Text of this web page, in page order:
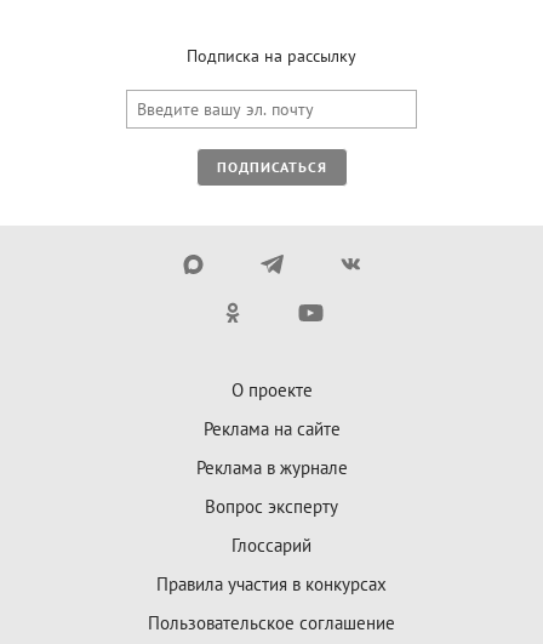
Подписка на рассылку
ПОДПИСАТЬСЯ
О проекте
Реклама на сайте
Реклама в журнале
Вопрос эксперту
Глоссарий
Правила участия в конкурсах
Пользовательское соглашение